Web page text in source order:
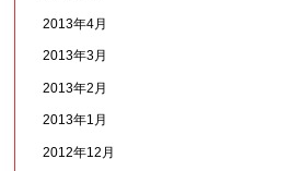
2013年4月
2013年3月
2013年2月
2013年1月
2012年12月